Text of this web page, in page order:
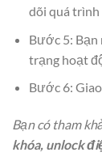
dõi quá trình
Bước 5: Bạn
trạng hoạt
Bước 6:
Bạn có tham
khóa, unlock